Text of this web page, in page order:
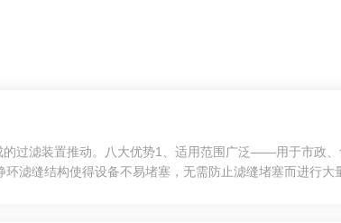
过滤装置推动。八大优势1、适用范围广泛——用于市政
滤缝结构使得设备不易堵塞，无需防止滤缝堵塞而进行大